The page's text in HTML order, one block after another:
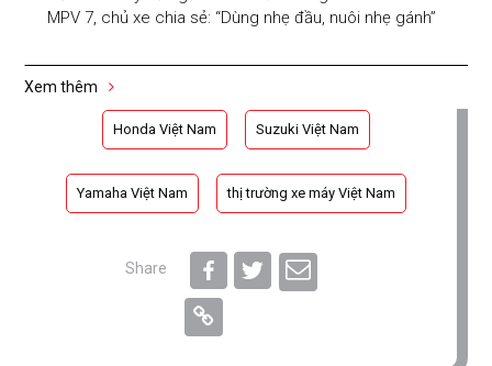
MPV 7, chủ xe chia sẻ: “Dùng nhẹ đầu, nuôi nhẹ gánh”
Xem thêm
Honda Việt Nam Suzuki Việt Nam
Yamaha Việt Nam thị trường xe máy Việt Nam
Share